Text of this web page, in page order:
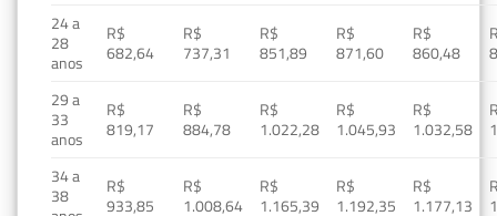
24 a
28
anos
R$
682,64
R$
737,31
R$
851,89
R$
871,60
R$
860,48
29 a
33
anos
R$
819,17
R$
884,78
R$
1.022,28
R$
1.045,93
R$
1.032,58
34 a
38
R$
933,85
R$
1.008,64
R$
1.165,39
R$
1.192,35
R$
1.177,13